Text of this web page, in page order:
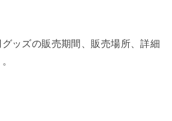
ッズの販売期間、販売場所、詳細